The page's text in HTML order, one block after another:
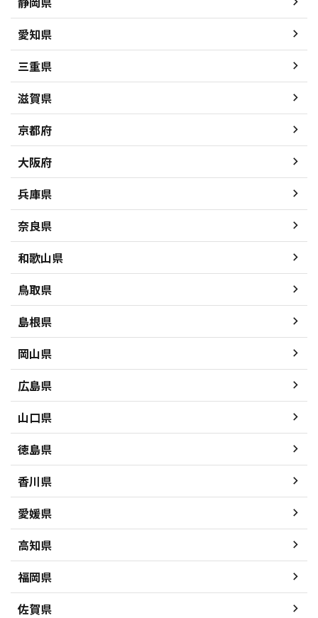
愛知県
三重県
滋賀県
京都府
大阪府
兵庫県
奈良県
和歌山県
鳥取県
島根県
岡山県
広島県
山口県
徳島県
香川県
愛媛県
高知県
福岡県
佐賀県